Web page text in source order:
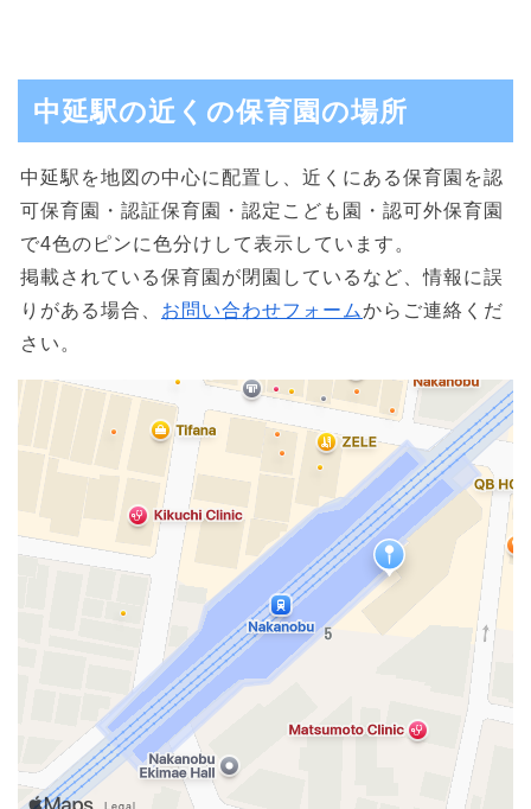
中延駅の近くの保育園の場所
中延駅を地図の中心に配置し、近くにある保育園を認
可保育園・認証保育園・認定こども園・認可外保育園
で4色のピンに色分けして表示しています。
掲載されている保育園が閉園しているなど、情報に誤
りがある場合、 お問い合わせフォームからご連絡くだ
さい。